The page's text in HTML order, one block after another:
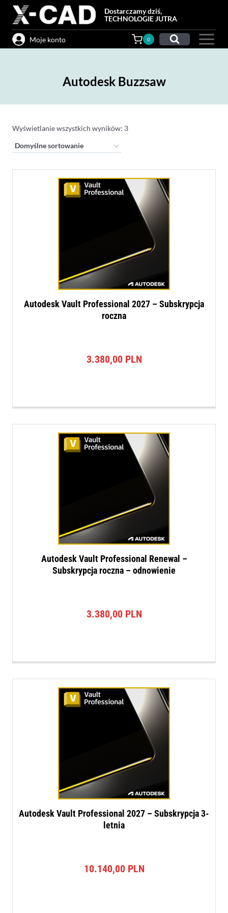
Przejdź
treści
Dostarczamy dziś,
TECHNOLOGIE JUTRA
Moje konto 0
Autodesk Buzzsaw
Wyświetlanie wszystkich wyników: 3
Autodesk Vault Professional 2027 – Subskrypcja
roczna
3.380,00 PLN
Autodesk Vault Professional Renewal –
Subskrypcja roczna – odnowienie
3.380,00 PLN
Autodesk Vault Professional 2027 – Subskrypcja 3-
letnia
10.140,00 PLN